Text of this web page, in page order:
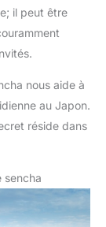
il peut être
nous aide à
au Japon.
réside dans
sencha